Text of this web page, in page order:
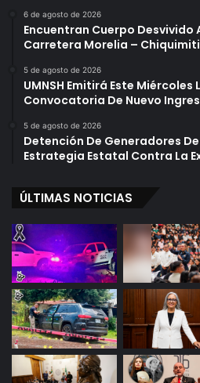
6 de agosto de 2026
Encuentran Cuerpo Desvivido
Carretera Morelia –
5 de agosto de 2026
UMNSH Emitirá Este Miércoles
Convocatoria De Nuevo
5 de agosto de 2026
Detención De Generadores
Estrategia Estatal Contra La
ÚLTIMAS NOTICIAS